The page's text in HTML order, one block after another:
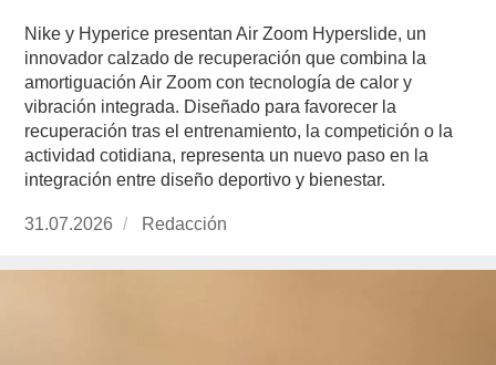
Nike y Hyperice presentan Air Zoom Hyperslide, un
innovador calzado de recuperación que combina la
amortiguación Air Zoom con tecnología de calor y
vibración integrada. Diseñado para favorecer la
recuperación tras el entrenamiento, la competición o la
actividad cotidiana, representa un nuevo paso en la
integración entre diseño deportivo y bienestar.
Publicado
31.07.2026 https://www.experimenta.es/author/redaccion/
Redacción